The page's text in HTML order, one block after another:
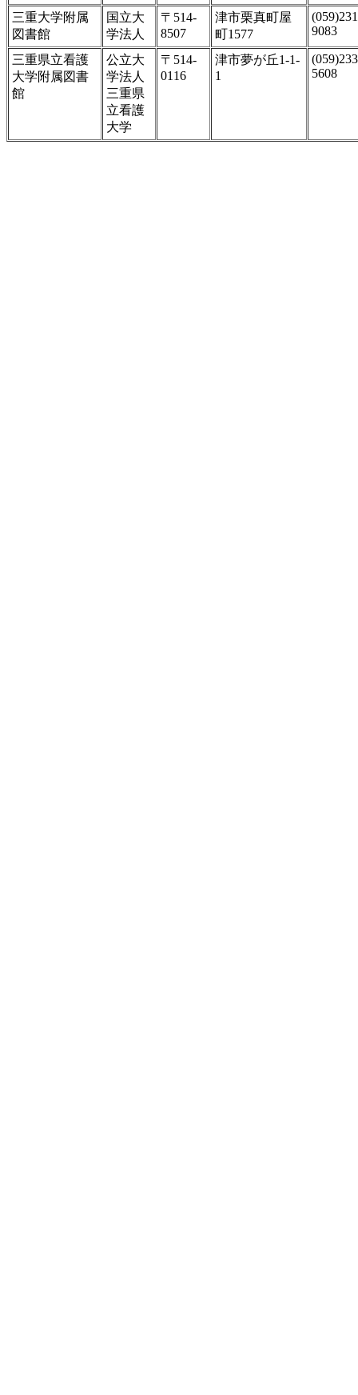
三重大学附属
図書館
国立大
学法人
〒514-
8507
津市栗真町屋
町1577
9083
三重県立看護
大学附属図書
館
公立大
学法人
三重県
立看護
大学
〒514-
0116
津市夢が丘1-1-
1
5608